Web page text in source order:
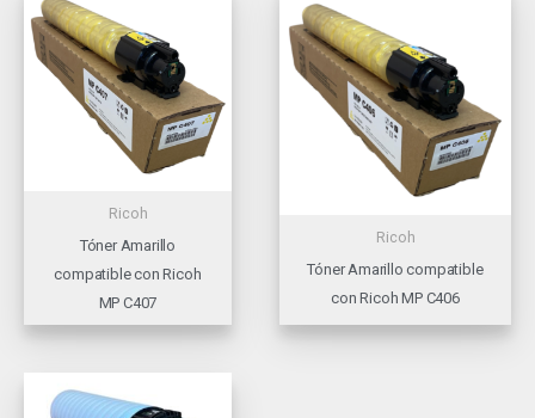
Ricoh
Tóner Amarillo
compatible con Ricoh
MP C407
Ricoh
Tóner Amarillo compatible
con Ricoh MP C406